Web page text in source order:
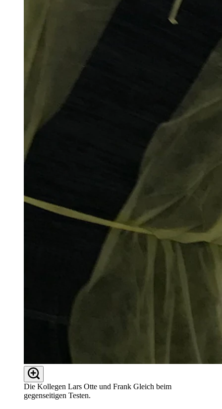
Die Kollegen Lars Otte und Frank Gleich beim
gegenseitigen Testen.